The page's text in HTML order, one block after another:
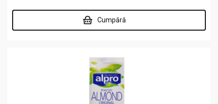
Cumpără